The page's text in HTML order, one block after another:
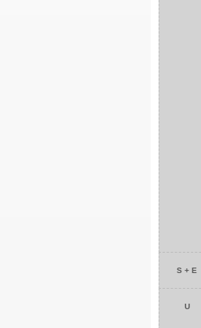
S + E
U